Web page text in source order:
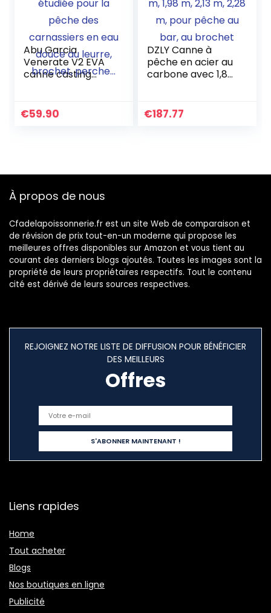
Abu Garcia
Venerate V2 EVA
canne casting
carnassiers en eau
€59.90
DZLY Canne à
pêche en acier au
carbone avec 1,80
au bar, au brochet
€187.77
À propos de nous
Cfadelapoissonnerie.fr est un site Web de comparaison et
de révision de prix tout-en-un moderne qui propose les
meilleures offres disponibles sur Amazon et vous tient au
courant des derniers blogs ajoutés. Toutes les images sont la
propriété de leurs propriétaires respectifs. Tout le contenu
cité est dérivé de leurs sources respectives.
REJOIGNEZ NOTRE LISTE DE DIFFUSION POUR BÉNÉFICIER
DES MEILLEURS
Offres
Liens rapides
Home
Tout acheter
Blogs
Nos boutiques en ligne
Publicité